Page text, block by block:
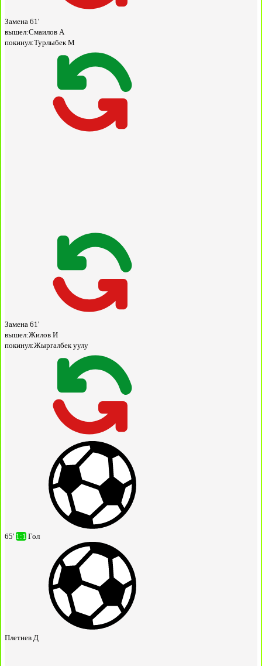
Замена 61'
вышел:Смаилов А
покинул:Турлыбек М
Замена 61'
вышел:Жилов И
покинул:Жыргалбек уулу
65' 1:1 Гол
Плетнев Д